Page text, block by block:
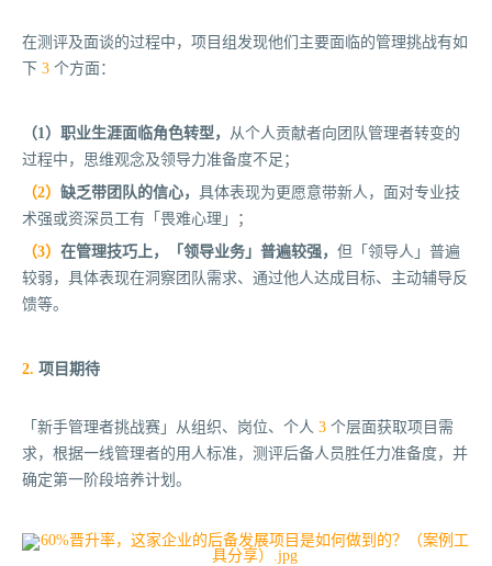
在测评及面谈的过程中，项目组发现他们主要面临的管理挑战有如
下 3 个方面：
（1） 职业生涯面临角色转型， 从个人贡献者向团队管理者转变的
过程中，思维观念及领导力准备度不足；
（2） 缺乏带团队的信心， 具体表现为更愿意带新人，面对专业技
术强或资深员工有「畏难心理」；
（3） 在管理技巧上，「领导业务」普遍较强， 但「领导人」普遍
较弱，具体表现在洞察团队需求、通过他人达成目标、主动辅导反
馈等。
2. 项目期待
「新手管理者挑战赛」从组织、岗位、个人 3 个层面获取项目需
求，根据一线管理者的用人标准，测评后备人员胜任力准备度，并
确定第一阶段培养计划。